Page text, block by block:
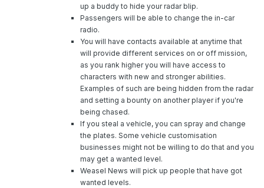
up a buddy to hide your radar blip.
Passengers will be able to change the in-car
radio.
You will have contacts available at anytime that
will provide different services on or off mission,
as you rank higher you will have access to
characters with new and stronger abilities.
Examples of such are being hidden from the radar
and setting a bounty on another player if you're
being chased.
If you steal a vehicle, you can spray and change
the plates. Some vehicle customisation
businesses might not be willing to do that and you
may get a wanted level.
Weasel News will pick up people that have got
wanted levels.